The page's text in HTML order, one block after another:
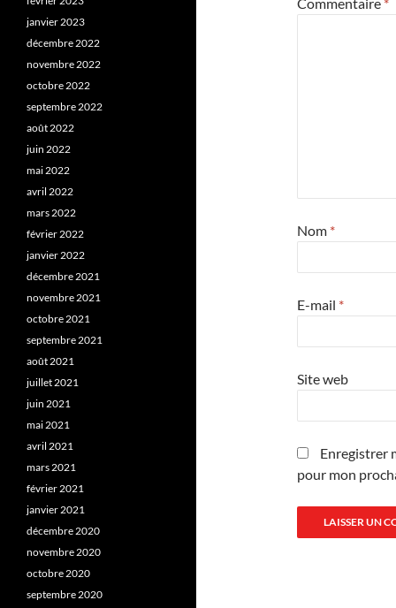
Nom *
E-mail *
Site web
Enregistrer
pour mon
janvier 2023
décembre 2022
novembre 2022
octobre 2022
septembre 2022
août 2022
juin 2022
mai 2022
avril 2022
mars 2022
février 2022
janvier 2022
décembre 2021
novembre 2021
octobre 2021
septembre 2021
août 2021
juillet 2021
juin 2021
mai 2021
avril 2021
mars 2021
février 2021
janvier 2021
décembre 2020
novembre 2020
octobre 2020
septembre 2020